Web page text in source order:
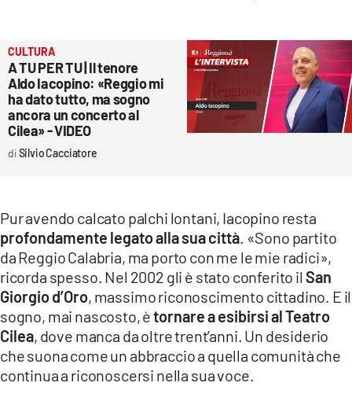
CULTURA
A TU PER TU | Il tenore
Aldo Iacopino: «Reggio mi
ha dato tutto, ma sogno
ancora un concerto al
Cilea» - VIDEO
Silvio Cacciatore
Pur avendo calcato palchi lontani, Iacopino resta
profondamente legato alla sua città . «Sono partito
da Reggio Calabria, ma porto con me le mie radici»,
ricorda spesso. Nel 2002 gli è stato conferito il San
Giorgio d’Oro, massimo riconoscimento cittadino. E il
sogno, mai nascosto, ètornare a esibirsi al Teatro
Cilea, dove manca da oltre trent’anni. Un desiderio
che suona come un abbraccio a quella comunità che
continua a riconoscersi nella sua voce.